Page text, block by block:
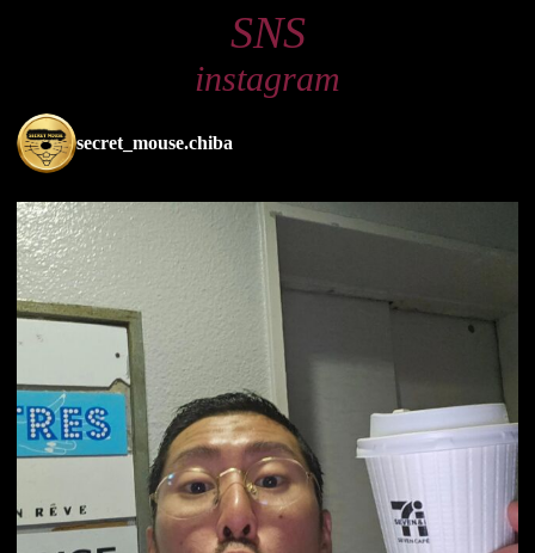
SNS
instagram
secret_mouse.chiba